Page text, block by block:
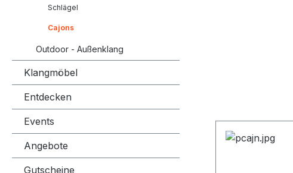
Schlägel
Cajons
Outdoor - Außenklang
Klangmöbel
Entdecken
Events
Angebote
Gutscheine